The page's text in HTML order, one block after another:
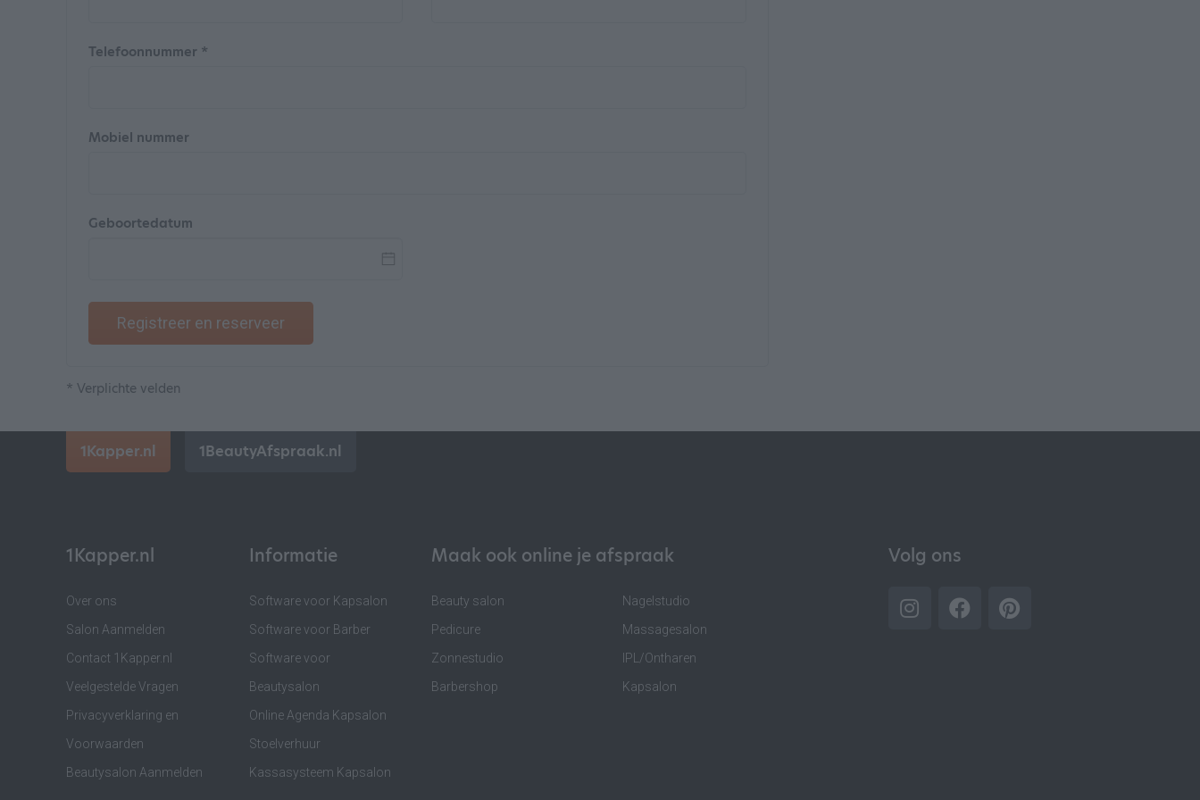
Telefoonnummer *
Mobiel nummer
Geboortedatum
Registreer en reserveer
* Verplichte velden
1Kapper.nl 1BeautyAfspraak.nl
1Kapper.nl
Over ons
Salon Aanmelden
Contact 1Kapper.nl
Veelgestelde Vragen
Privacyverklaring en
Voorwaarden
Beautysalon Aanmelden
Informatie
Software voor Kapsalon
Software voor Barber
Software voor
Beautysalon
Online Agenda Kapsalon
Stoelverhuur
Kassasysteem Kapsalon
Maak ook online je afspraak
Beauty salon
Pedicure
Zonnestudio
Barbershop
Nagelstudio
Massagesalon
IPL/Ontharen
Kapsalon
Volg ons